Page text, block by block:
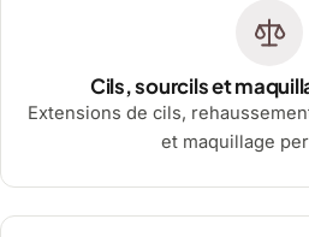
Cils, sourcils et
Extensions de cils,
et maquillage